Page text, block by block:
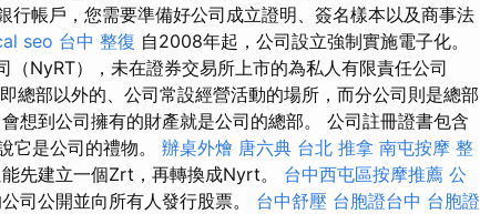
行帳戶，您需要準備好公司成立證明、簽名樣本以及商事法
seo 台中 整復 自2008年起，公司設立強制實施電子化。
NyRT），未在證券交易所上市的為私人有限責任公司
總部以外的、公司常設經營活動的場所，而分公司則是總部
想到公司擁有的財產就是公司的總部。 公司註冊證書包含
它是公司的禮物。 辦桌外燴 唐六典 台北 推拿 南屯按摩 整
先建立一個Zrt，再轉換成Nyrt。 台中西屯區按摩推薦 公
司公開並向所有人發行股票。 台中舒壓 台胞證台中 台胞證